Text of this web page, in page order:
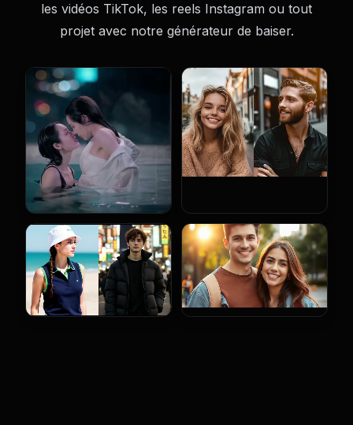
les vidéos TikTok, les reels Instagram ou tout
projet avec notre générateur de baiser.